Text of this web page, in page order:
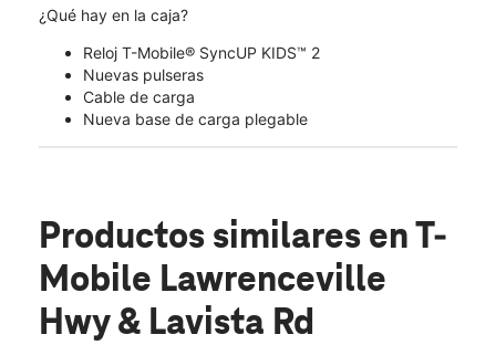
¿Qué hay en la caja?
Reloj T-Mobile® SyncUP KIDS™ 2
Nuevas pulseras
Cable de carga
Nueva base de carga plegable
Productos similares en T-
Mobile Lawrenceville
Hwy & Lavista Rd